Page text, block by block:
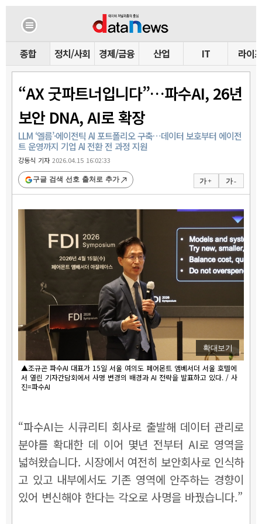
종합 정치/사회 경제/금융 산업 IT 라이프
“AX 굿파트너입니다”…파수AI, 26년
보안 DNA, AI로 확장
LLM ‘엘름’·에이전틱 AI 포트폴리오 구축…데이터 보호부터 에이전
트 운영까지 기업 AI 전환 전 과정 지원
강동식 기자2026.04.15 16:02:33
가 + 가 -
구글 검색 선호 출처로 추가
확대보기
▲조규곤 파수AI 대표가 15일 서울 여의도 페어몬트 앰베서더 서울 호텔에
서 열린 기자간담회에서 사명 변경의 배경과 AI 전략을 발표하고 있다. / 사
진=파수AI
“파수AI는 시큐리티 회사로 출발해 데이터 관리로
분야를 확대한 데 이어 몇년 전부터 AI로 영역을
넓혀왔습니다. 시장에서 여전히 보안회사로 인식하
고 있고 내부에서도 기존 영역에 안주하는 경향이
있어 변신해야 한다는 각오로 사명을 바꿨습니다.”